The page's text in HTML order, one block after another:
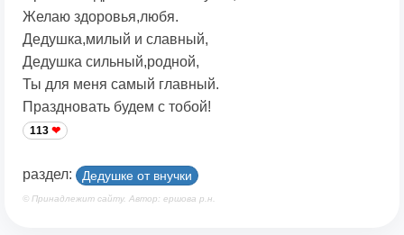
Желаю здоровья,любя.
Дедушка,милый и славный,
Дедушка сильный,родной,
Ты для меня самый главный.
Праздновать будем с тобой!
113
раздел: Дедушке от внучки
© Принадлежит сайту. Автор: ершова р.н.